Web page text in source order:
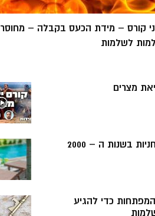
קורס – מידת הכעס בקבלה – מחוסר
לשלמות
מצרים
בשנות ה – 2000
5 המפתחות כדי להגיע